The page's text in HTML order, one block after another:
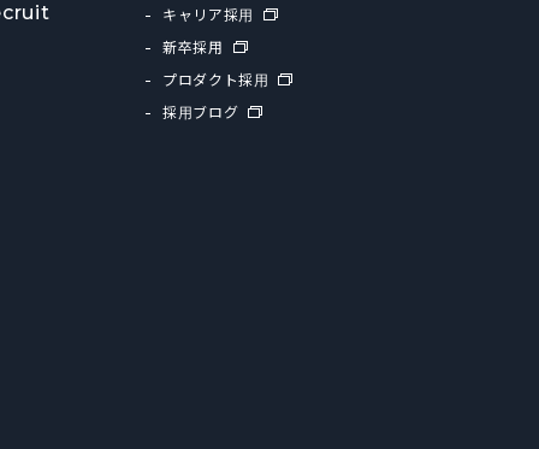
キャリア採用
新卒採用
プロダクト採用
採用ブログ